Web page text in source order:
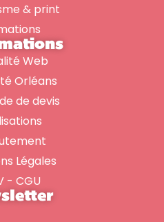
& print
Web
Orléans
de devis
Légales
- CGU